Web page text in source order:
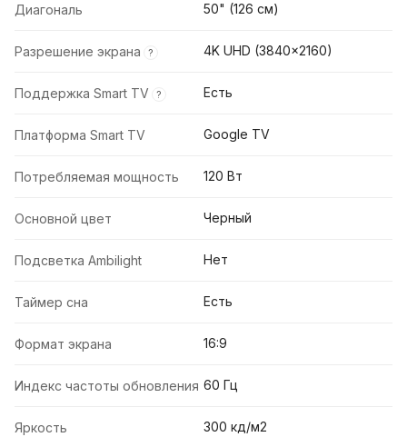
Диагональ 50" (126 см)
Разрешение экрана ? 4K UHD (3840x2160)
Поддержка Smart TV ? Есть
Платформа Smart TV Google TV
Потребляемая мощность 120 Вт
Основной цвет Черный
Подсветка Ambilight Нет
Таймер сна Есть
Формат экрана 16:9
Индекс частоты обновления 60 Гц
Яркость 300 кд/м2